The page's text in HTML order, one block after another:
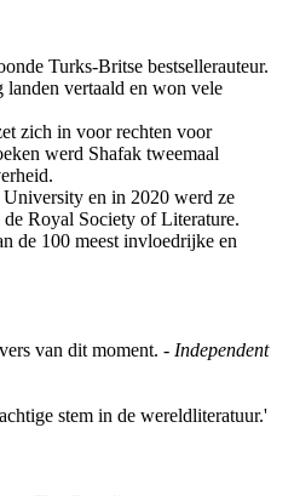
Turks-Britse bestsellerauteur.
vertaald en won vele
zich in voor rechten voor
werd Shafak tweemaal
en in 2020 werd ze
Royal Society of Literature.
de 100 meest invloedrijke en
van dit moment. - Independent
stem in de wereldliteratuur.'